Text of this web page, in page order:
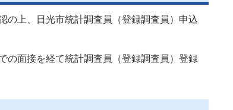
の上、日光市統計調査員（登録調査員）申込
の面接を経て統計調査員（登録調査員）登録